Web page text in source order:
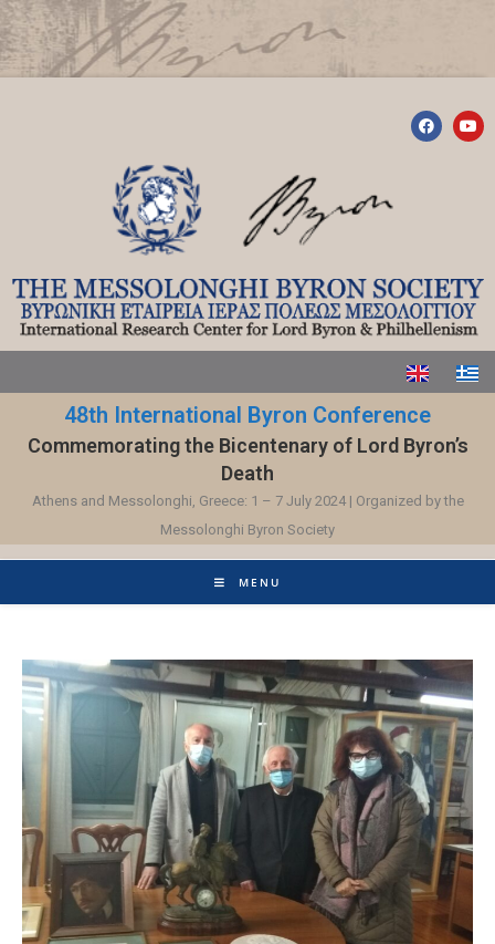
48th International Byron Conference
Commemorating the Bicentenary of Lord Byron’s
Death
Athens and Messolonghi, Greece: 1 – 7 July 2024 | Organized by the
Messolonghi Byron Society
MENU